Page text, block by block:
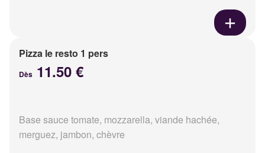
Pizza le resto 1 pers
Dès 11.50 €
Base sauce tomate, mozzarella, viande hachée,
merguez, jambon, chèvre